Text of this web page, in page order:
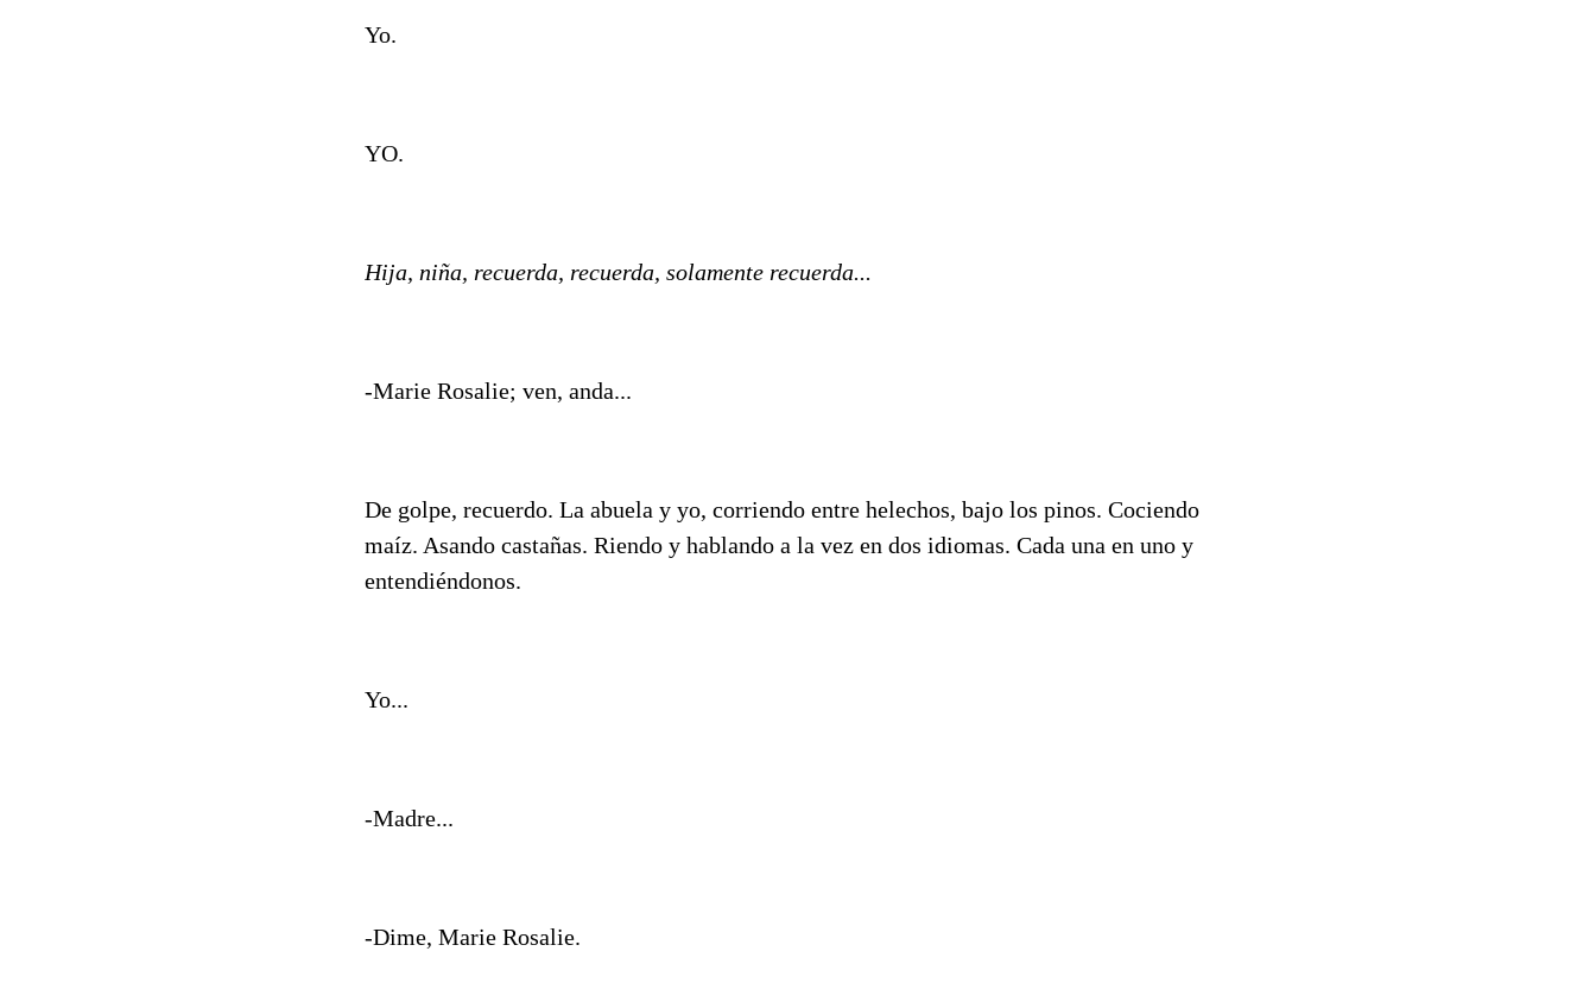
Yo.
YO.
Hija, niña, recuerda, recuerda, solamente recuerda...
-Marie Rosalie; ven, anda...
De golpe, recuerdo. La abuela y yo, corriendo entre helechos, bajo los pinos. Cociendo
maíz. Asando castañas. Riendo y hablando a la vez en dos idiomas. Cada una en uno y
entendiéndonos.
Yo...
-Madre...
-Dime, Marie Rosalie.